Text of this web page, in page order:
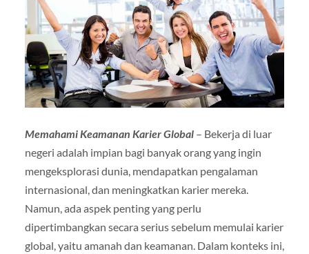
Memahami Keamanan Karier Global– Bekerja di luar
negeri adalah impian bagi banyak orang yang ingin
mengeksplorasi dunia, mendapatkan pengalaman
internasional, dan meningkatkan karier mereka.
Namun, ada aspek penting yang perlu
dipertimbangkan secara serius sebelum memulai karier
global, yaitu amanah dan keamanan. Dalam konteks ini,